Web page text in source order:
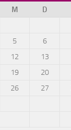
M D
5 6
12 13
19 20
26 27